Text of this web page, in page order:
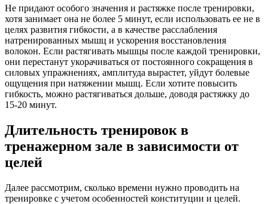
Не придают особого значения и растяжке после тренировки,
хотя занимает она не более 5 минут, если использовать ее не в
целях развития гибкости, а в качестве расслабления
натренированных мышц и ускорения восстановления
волокон. Если растягивать мышцы после каждой тренировки,
они перестанут укорачиваться от постоянного сокращения в
силовых упражнениях, амплитуда вырастет, уйдут болевые
ощущения при натяжении мышц. Если хотите повысить
гибкость, можно растягиваться дольше, доводя растяжку до
15-20 минут.
Длительность тренировок в
тренажерном зале в зависимости от
целей
Далее рассмотрим, сколько времени нужно проводить на
тренировке с учетом особенностей конституции и целей.